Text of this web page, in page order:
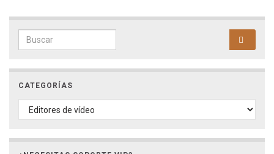
Search for:
CATEGORÍAS
CATEGORÍAS